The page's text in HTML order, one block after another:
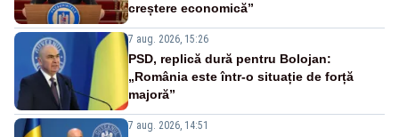
creștere economică”
7 aug. 2026, 15:26
PSD, replică dură pentru Bolojan:
„România este într-o situație de forță
majoră”
7 aug. 2026, 14:51